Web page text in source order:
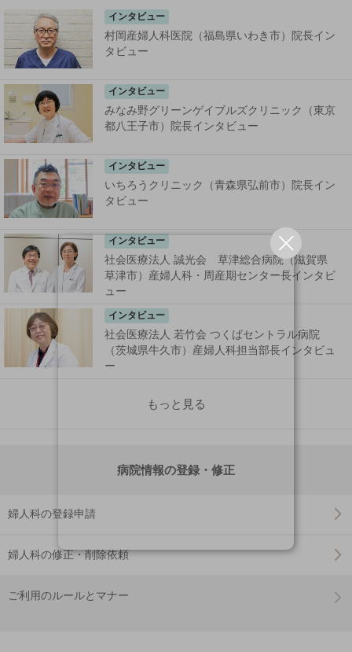
インタビュー
村岡産婦人科医院（福島県いわき市）院長イン
タビュー
インタビュー
みなみ野グリーンゲイブルズクリニック（東京
都八王子市）院長インタビュー
インタビュー
いちろうクリニック（青森県弘前市）院長イン
タビュー
インタビュー
社会医療法人 誠光会 草津総合病院（滋賀県
草津市）産婦人科・周産期センター長インタビ
ュー
インタビュー
社会医療法人 若竹会 つくばセントラル病院
（茨城県牛久市）産婦人科担当部長インタビュ
ー
もっと見る
病院情報の登録・修正
婦人科の登録申請
婦人科の修正・削除依頼
ご利用のルールとマナー